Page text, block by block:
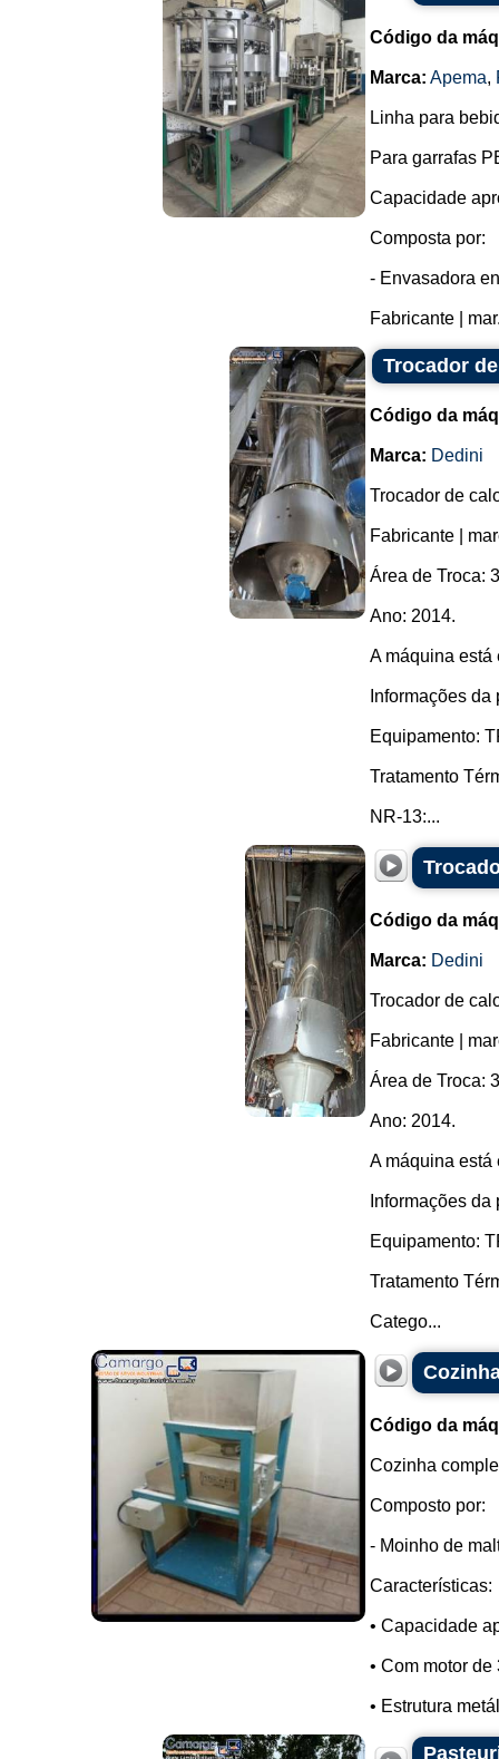
Código da
Marca: Apema,
Linha para
Para garrafas
Capacidade
Composta por:
- Envasadora
Fabricante |
Trocador
Código da
Marca: Dedini
Trocador de
Fabricante |
Área de Troca:
Ano: 2014.
A máquina está
Informações
Equipamento:
Tratamento
NR-13:...
Código da
Marca: Dedini
Trocador de
Fabricante |
Área de Troca:
Ano: 2014.
A máquina está
Informações
Equipamento:
Tratamento
Catego...
Código da
Cozinha
Composto por:
- Moinho de
Características:
• Capacidade
• Com motor de
• Estrutura